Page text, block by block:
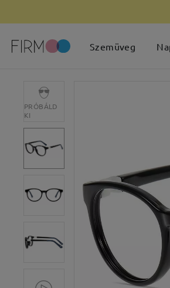
Szemüveg
PRÓBÁLD
KI